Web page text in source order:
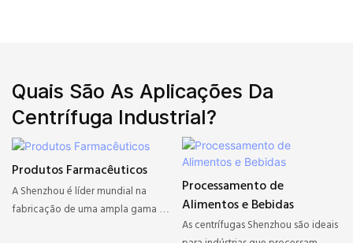
Quais São As Aplicações Da
Centrífuga Industrial?
Produtos Farmacêuticos
A Shenzhou é líder mundial na
fabricação de uma ampla gama de
Processamento de
Alimentos e Bebidas
As centrífugas Shenzhou são ideais